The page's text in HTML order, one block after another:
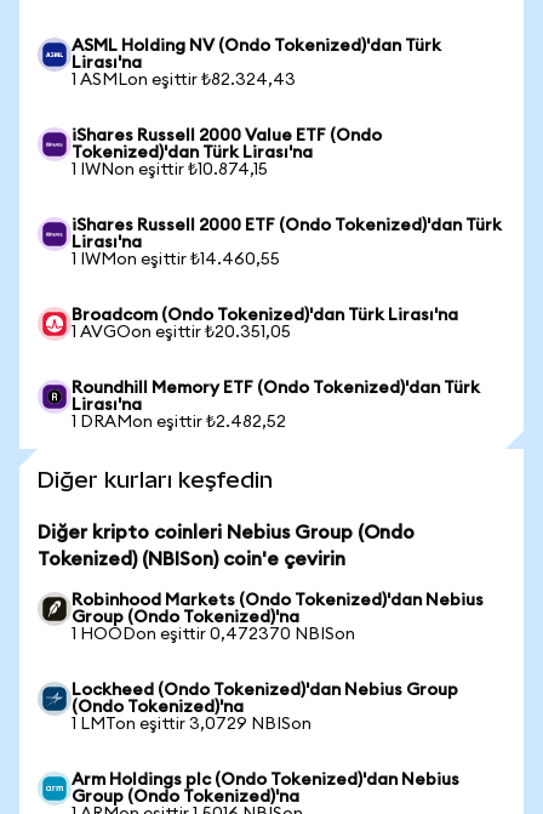
ASML Holding NV (Ondo Tokenized)'dan Türk
Lirası'na
1 ASMLon eşittir ₺82.324,43
iShares Russell 2000 Value ETF (Ondo
Tokenized)'dan Türk Lirası'na
1 IWNon eşittir ₺10.874,15
iShares Russell 2000 ETF (Ondo Tokenized)'dan Türk
Lirası'na
1 IWMon eşittir ₺14.460,55
Broadcom (Ondo Tokenized)'dan Türk Lirası'na
1 AVGOon eşittir ₺20.351,05
Roundhill Memory ETF (Ondo Tokenized)'dan Türk
Lirası'na
1 DRAMon eşittir ₺2.482,52
Diğer kurları keşfedin
Diğer kripto coinleri Nebius Group (Ondo
Tokenized) (NBISon) coin'e çevirin
Robinhood Markets (Ondo Tokenized)'dan Nebius
Group (Ondo Tokenized)'na
1 HOODon eşittir 0,472370 NBISon
Lockheed (Ondo Tokenized)'dan Nebius Group
(Ondo Tokenized)'na
1 LMTon eşittir 3,0729 NBISon
Arm Holdings plc (Ondo Tokenized)'dan Nebius
Group (Ondo Tokenized)'na